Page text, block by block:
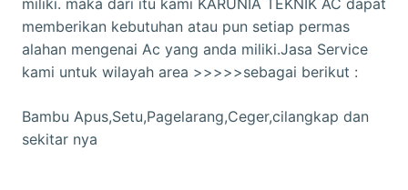
miliki. maka dari itu kami KARUNIA TEKNIK AC dapat
memberikan kebutuhan atau pun setiap permas
alahan mengenai Ac yang anda miliki.Jasa Service
kami untuk wilayah area >>>>>sebagai berikut :
Bambu Apus,Setu,Pagelarang,Ceger,cilangkap dan
sekitar nya